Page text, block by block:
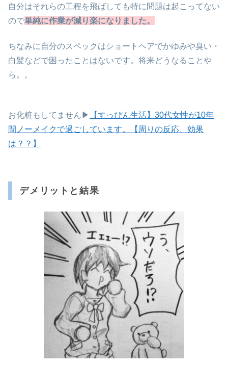
自分はそれらの工程を飛ばしても特に問題は起こってない
ので単純に作業が減り楽になりました。
ちなみに自分のスペックはショートヘアでかゆみや臭い・
白髪などで困ったことはないです。将来どうなることや
ら。。
お化粧もしてません▶
【すっぴん生活】30代女性が10年
間ノーメイクで過ごしています。【周りの反応、効果
は？？】
デメリットと結果